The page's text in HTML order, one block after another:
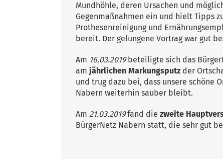
Mundhöhle, deren Ursachen und
Gegenmaßnahmen ein und hielt Tipps
Prothesenreinigung und
bereit. Der gelungene Vortrag war gut
Am 16.03.2019beteiligte sich das
am jährlichen Markungsputz der
und trug dazu bei, dass unsere schöne
Nabern weiterhin sauber bleibt.
Am 21.03.2019fand die zweite
BürgerNetz Nabern statt, die sehr gut